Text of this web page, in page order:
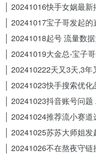
│ 20241016快手女娲最
│ 20241017宝子哥发起
│ 20241018起号 流量数
│ 20241019大金总-宝子
│ 202410222天又3天,3
│ 20241023快手搜索优
│ 20241023抖音账号问题
│ 20241024推荐流小赛
│ 20241025苏苏大师姐
│ 20241026不在熬夜守